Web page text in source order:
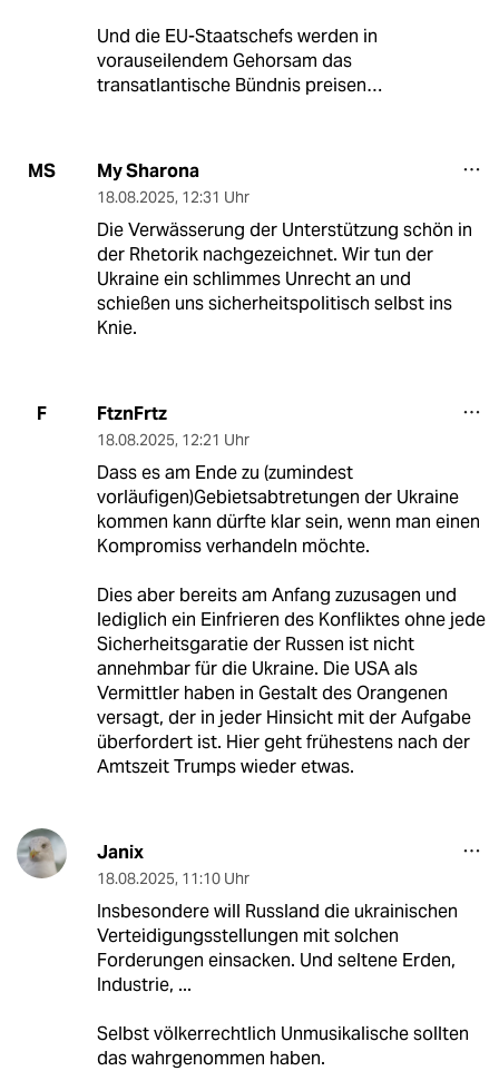
Und die EU-Staatschefs werden in
vorauseilendem Gehorsam das
transatlantische Bündnis preisen…
MS My Sharona
18.08.2025, 12:31 Uhr
Die Verwässerung der Unterstützung schön in
der Rhetorik nachgezeichnet. Wir tun der
Ukraine ein schlimmes Unrecht an und
schießen uns sicherheitspolitisch selbst ins
Knie.
F FtznFrtz
18.08.2025, 12:21 Uhr
Dass es am Ende zu (zumindest
vorläufigen)Gebietsabtretungen der Ukraine
kommen kann dürfte klar sein, wenn man einen
Kompromiss verhandeln möchte.
Dies aber bereits am Anfang zuzusagen und
lediglich ein Einfrieren des Konfliktes ohne jede
Sicherheitsgaratie der Russen ist nicht
annehmbar für die Ukraine. Die USA als
Vermittler haben in Gestalt des Orangenen
versagt, der in jeder Hinsicht mit der Aufgabe
überfordert ist. Hier geht frühestens nach der
Amtszeit Trumps wieder etwas.
Janix
18.08.2025, 11:10 Uhr
Insbesondere will Russland die ukrainischen
Verteidigungsstellungen mit solchen
Forderungen einsacken. Und seltene Erden,
Industrie, ...
Selbst völkerrechtlich Unmusikalische sollten
das wahrgenommen haben.